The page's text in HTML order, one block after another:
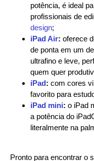
potência, é ideal
profissionais de
design;
iPad Air: oferece
de ponta em um
ultrafino e leve,
quem quer
iPad: com cores
favorito para
iPad mini: o iPad
a potência do
literalmente na
Pronto para encontrar o